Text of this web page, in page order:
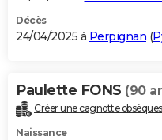
Décès
24/04/2025 à Perpignan (
Paulette FONS (90
Créer une cagnotte obsèques
Naissance